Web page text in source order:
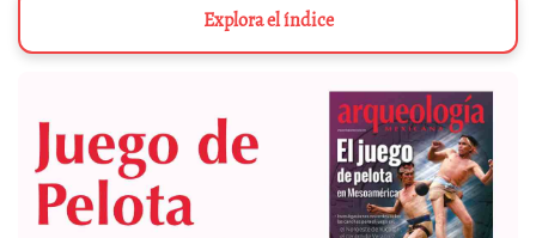
Explora el índice